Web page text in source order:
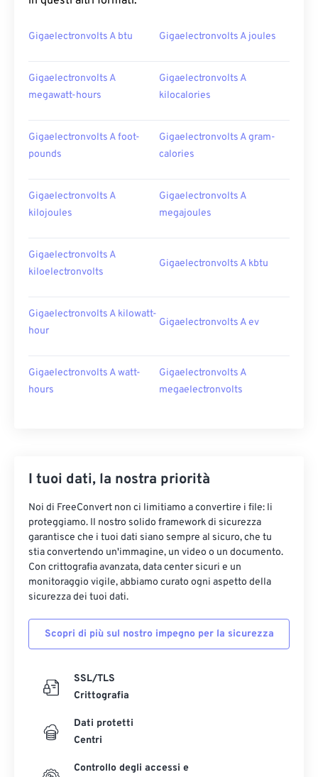
Gigaelectronvolts A btu Gigaelectronvolts A joules
Gigaelectronvolts A
megawatt-hours
Gigaelectronvolts A
kilocalories
Gigaelectronvolts A foot-
pounds
Gigaelectronvolts A gram-
calories
Gigaelectronvolts A
kilojoules
Gigaelectronvolts A
megajoules
Gigaelectronvolts A
kiloelectronvolts
Gigaelectronvolts A kbtu
Gigaelectronvolts A kilowatt-
hour
Gigaelectronvolts A ev
Gigaelectronvolts A watt-
hours
Gigaelectronvolts A
megaelectronvolts
I tuoi dati, la nostra priorità
Noi di FreeConvert non ci limitiamo a convertire i file: li
proteggiamo. Il nostro solido framework di sicurezza
garantisce che i tuoi dati siano sempre al sicuro, che tu
stia convertendo un'immagine, un video o un documento.
Con crittografia avanzata, data center sicuri e un
monitoraggio vigile, abbiamo curato ogni aspetto della
sicurezza dei tuoi dati.
Scopri di più sul nostro impegno per la sicurezza
SSL/TLS
Crittografia
Dati protetti
Centri
Controllo degli accessi e